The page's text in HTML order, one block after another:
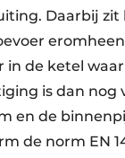
Daarbij
de ketel
is dan nog
en de
de norm EN